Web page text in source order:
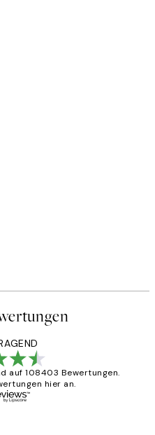
auf 108403 Bewertungen.
hier an.